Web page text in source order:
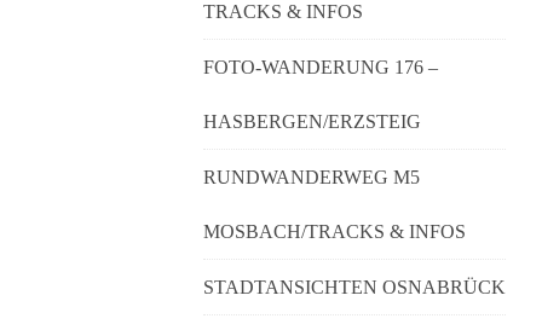
TRACKS & INFOS
FOTO-WANDERUNG 176 –
HASBERGEN/ERZSTEIG
RUNDWANDERWEG M5
MOSBACH/TRACKS & INFOS
STADTANSICHTEN OSNABRÜCK